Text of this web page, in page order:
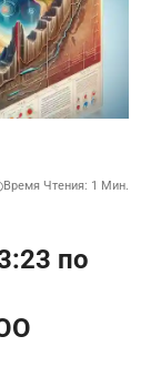
Время Чтения: 1 Мин.
по